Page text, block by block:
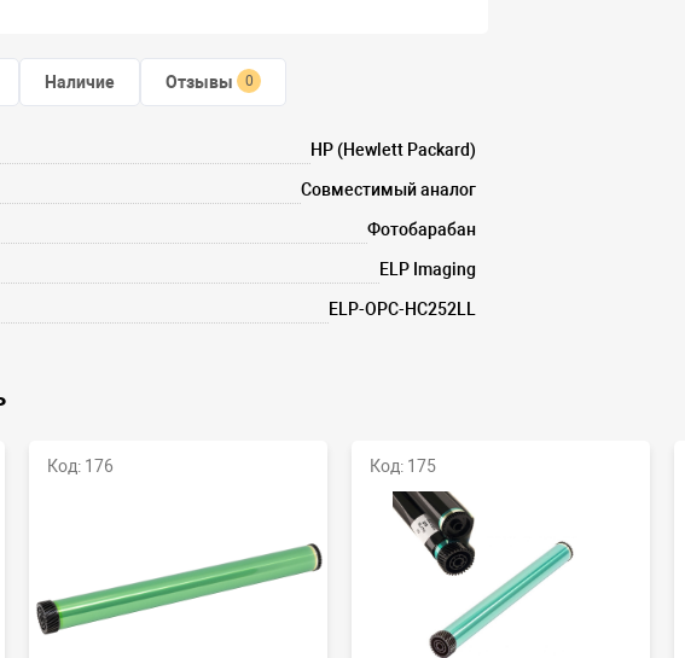
Наличие Отзывы 0
HP (Hewlett Packard)
Совместимый аналог
Фотобарабан
ELP Imaging
ELP-OPC-HC252LL
Код: 176 Код: 175